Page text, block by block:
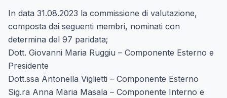
In data 31.08.2023 la commissione di valutazione,
composta dai seguenti membri, nominati con
determina del 97 paridata;
Dott. Giovanni Maria Ruggiu – Componente Esterno e
Presidente
Dott.ssa Antonella Viglietti – Componente Esterno
Sig.ra Anna Maria Masala – Componente Interno e